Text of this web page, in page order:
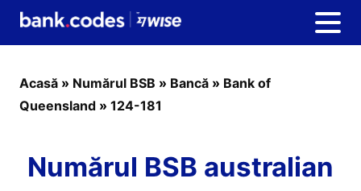
Acasă » Numărul BSB » Bancă » Bank of
Queensland » 124-181
Numărul BSB australian